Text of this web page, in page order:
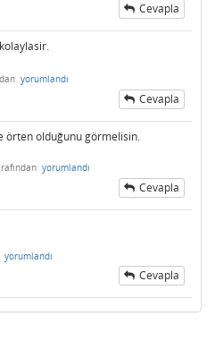
Cevapla
yorumlandı
Cevapla
örten olduğunu görmelisin.
yorumlandı
Cevapla
yorumlandı
Cevapla